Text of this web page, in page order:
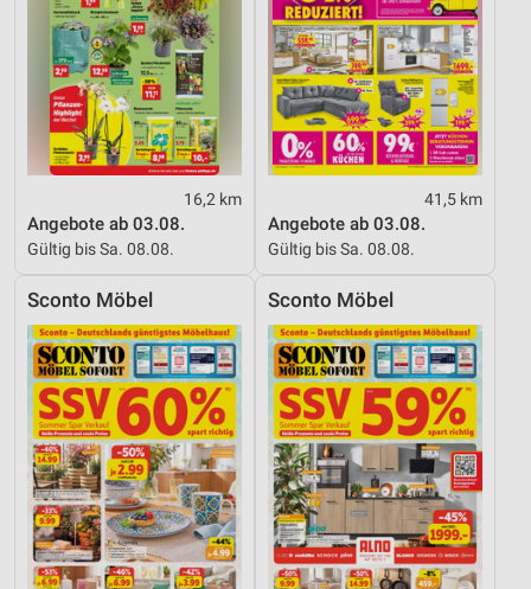
16,2 km
Angebote ab 03.08.
Gültig bis Sa. 08.08.
41,5 km
Angebote ab 03.08.
Gültig bis Sa. 08.08.
Sconto Möbel Sconto Möbel